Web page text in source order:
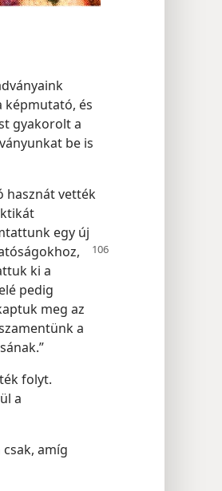
képmutató, és
gyakorolt a
be is
hasznát vették
egy új
ki a
pedig
meg az
a
folyt.
a
amíg